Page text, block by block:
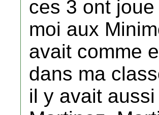
ces 3 ont
moi aux
avait comme
dans ma
il y avait